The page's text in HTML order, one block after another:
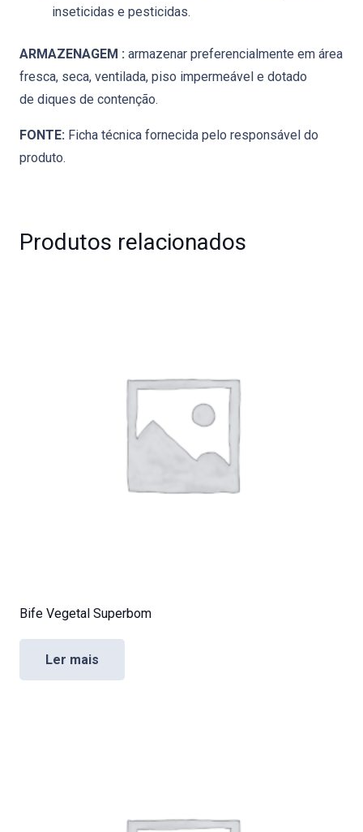
inseticidas e pesticidas.
ARMAZENAGEM : armazenar preferencialmente em área
fresca, seca, ventilada, piso impermeável e dotado
de diques de contenção.
FONTE: Ficha técnica fornecida pelo responsável do
produto.
Produtos relacionados
Bife Vegetal Superbom
Ler mais